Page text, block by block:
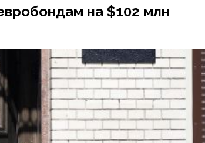
на $102 млн